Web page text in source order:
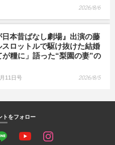
2026/8/6
本昔ばなし劇場』出演の藤
スロットルで駆け抜けた結婚
が糧に」語った“梨園の妻”の
11日号 2026/8/5
トをフォロー